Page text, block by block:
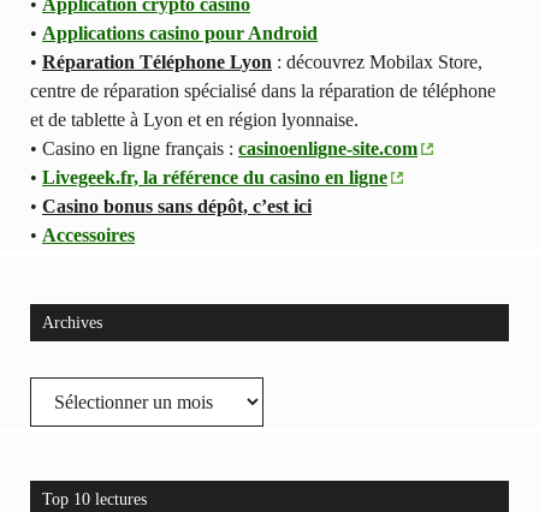
• Application crypto casino
• Applications casino pour Android
• Réparation Téléphone Lyon : découvrez Mobilax Store,
centre de réparation spécialisé dans la réparation de téléphone
et de tablette à Lyon et en région lyonnaise.
• Casino en ligne français : casinoenligne-site.com
• Livegeek.fr, la référence du casino en ligne
• Casino bonus sans dépôt, c’est ici
• Accessoires
Archives
Archives
Top 10 lectures